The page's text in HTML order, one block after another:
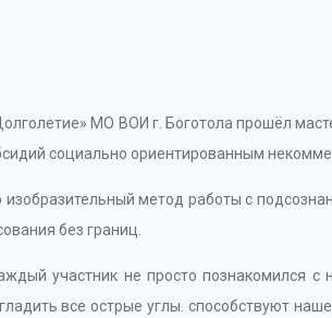
МО ВОИ г. Боготола прошёл
социально ориентированным
изобразительный метод работы с
без границ.
участник не просто познакомился
все острые углы. способствуют